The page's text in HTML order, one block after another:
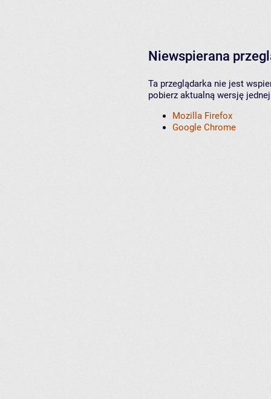
Niewspierana
Ta przeglądarka nie jest
pobierz aktualną wersję
Mozilla Firefox
Google Chrome